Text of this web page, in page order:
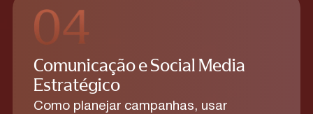
Comunicação e Social Media
Estratégico
Como planejar campanhas, usar